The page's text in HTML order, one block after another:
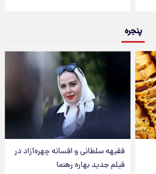
پنجره
فقیهه سلطانی و افسانه چهره‌آزاد در
فیلم جدید بهاره رهنما